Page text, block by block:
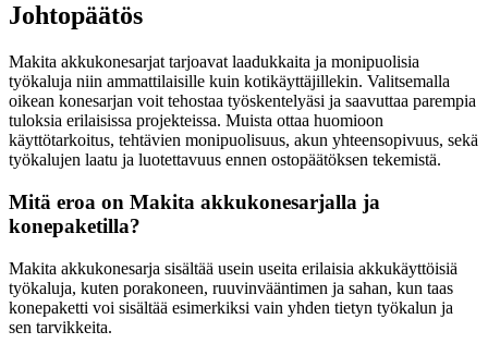
Johtopäätös
Makita akkukonesarjat tarjoavat laadukkaita ja monipuolisia
työkaluja niin ammattilaisille kuin kotikäyttäjillekin. Valitsemalla
oikean konesarjan voit tehostaa työskentelyäsi ja saavuttaa parempia
tuloksia erilaisissa projekteissa. Muista ottaa huomioon
käyttötarkoitus, tehtävien monipuolisuus, akun yhteensopivuus, sekä
työkalujen laatu ja luotettavuus ennen ostopäätöksen tekemistä.
Mitä eroa on Makita akkukonesarjalla ja
konepaketilla?
Makita akkukonesarja sisältää usein useita erilaisia akkukäyttöisiä
työkaluja, kuten porakoneen, ruuvinvääntimen ja sahan, kun taas
konepaketti voi sisältää esimerkiksi vain yhden tietyn työkalun ja
sen tarvikkeita.